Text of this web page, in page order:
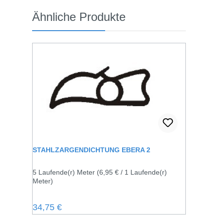
Produktgalerie überspringen
Ähnliche Produkte
STAHLZARGENDICHTUNG EBERA 2
5 Laufende(r) Meter (6,95 € / 1 Laufende(r)
Meter)
Regulärer Preis:
34,75 €